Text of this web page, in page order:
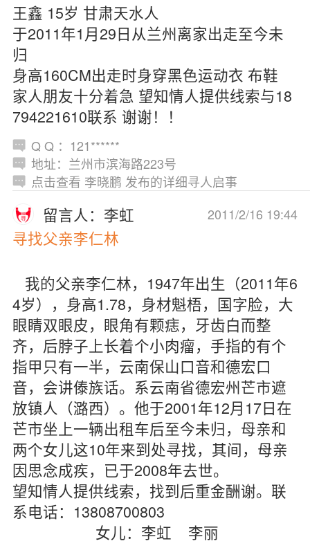
王鑫 15岁 甘肃天水人
于2011年1月29日从兰州离家出走至今未
归
身高160CM出走时身穿黑色运动衣 布鞋
家人朋友十分着急 望知情人提供线索与18
794221610联系 谢谢！！
Q Q ：121******
地址：兰州市滨海路223号
点击查看 李晓鹏 发布的详细寻人启事
2011/2/16 19:44
留言人：李虹
寻找父亲李仁林
我的父亲李仁林，1947年出生（2011年6
4岁），身高1.78，身材魁梧，国字脸，大
眼睛双眼皮，眼角有颗痣，牙齿白而整
齐，后脖子上长着个小肉瘤，手指的有个
指甲只有一半，云南保山口音和德宏口
音，会讲傣族话。系云南省德宏州芒市遮
放镇人（潞西）。他于2001年12月17日在
芒市坐上一辆出租车后至今未归，母亲和
两个女儿这10年来到处寻找，其间，母亲
因思念成疾，已于2008年去世。
望知情人提供线索，找到后重金酬谢。联
系电话：13808700803
女儿：李虹 李丽